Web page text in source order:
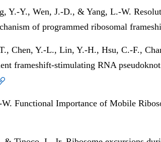
Y.-Y., Wen, J.-D., & Yang, L.-W.
of programmed ribosomal
Chen, Y.-L., Lin, Y.-H., Hsu, C.-F.,
frameshift-stimulating RNA
Functional Importance of Mobile